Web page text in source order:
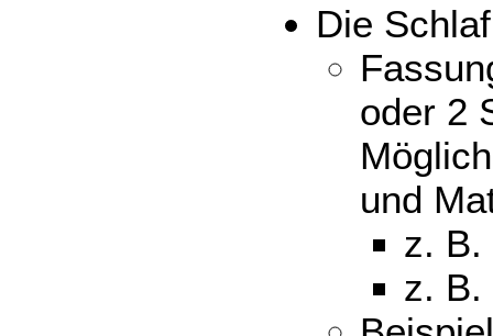
Die
oder 2
und
z. B.
z. B.